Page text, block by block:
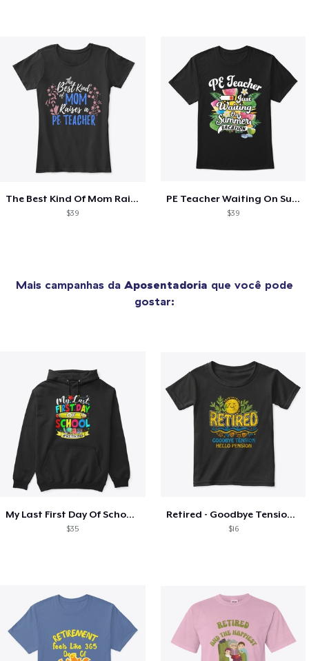
The Best Kind Of Mom Raises A PE Teacher
$39
PE Teacher Waiting On Summer Vacation
$39
Mais campanhas da Aposentadoria que você pode
gostar:
My Last First Day Of School Retiring
$35
Retired - Goodbye Tension Hello Pension
$16